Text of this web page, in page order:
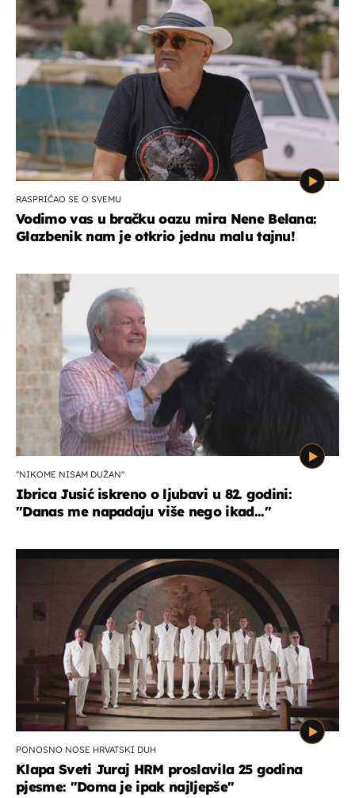
RASPRIČAO SE O SVEMU
Vodimo vas u bračku oazu mira Nene Belana:
Glazbenik nam je otkrio jednu malu tajnu!
"NIKOME NISAM DUŽAN"
Ibrica Jusić iskreno o ljubavi u 82. godini:
"Danas me napadaju više nego ikad..."
PONOSNO NOSE HRVATSKI DUH
Klapa Sveti Juraj HRM proslavila 25 godina
pjesme: "Doma je ipak najljepše"